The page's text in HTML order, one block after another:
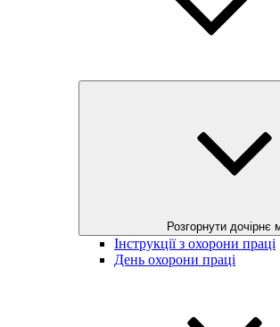
Розгорнути дочірнє
Інструкції з охорони праці
День охорони праці